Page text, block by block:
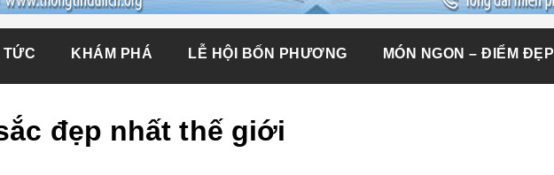
TỨC KHÁM PHÁ LỄ HỘI BỐN PHƯƠNG MÓN NGON – ĐIỂM ĐẸP
đẹp nhất thế giới